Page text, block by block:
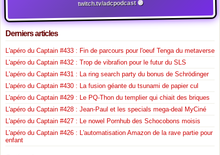
twitch.tv/adcpodcast 🟣
Derniers articles
L'apéro du Captain #433 : Fin de parcours pour l'oeuf Tenga du metaverse
L'apéro du Captain #432 : Trop de vibrafion pour le futur du SLS
L'apéro du Captain #431 : La ring search party du bonus de Schrödinger
L'apéro du Captain #430 : La fusion géante du tsunami de papier cul
L'apéro du Captain #429 : Le PQ-Thon du templier qui chiait des briques
L'apéro du Captain #428 : Jean-Paul et les specials mega-deal MyCiné
L'apéro du Captain #427 : Le nowel Pornhub des Schocobons moisis
L'apéro du Captain #426 : L'automatisation Amazon de la rave partie pour
enfant